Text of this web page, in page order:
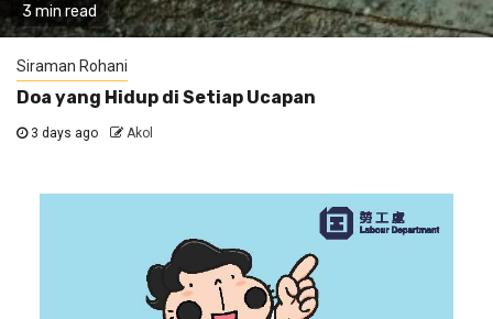
3 min read
Siraman Rohani
Doa yang Hidup di Setiap Ucapan
3 days ago Akol